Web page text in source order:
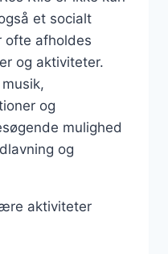
et socialt
ofte afholdes
og aktiviteter.
og
mulighed
og
aktiviteter